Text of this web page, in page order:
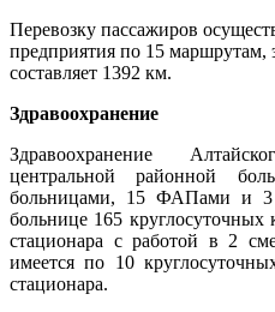
Перевозку пассажиров
предприятия по 15 маршрутам,
составляет 1392 км.
Здравоохранение
Здравоохранение
центральной районной
больницами, 15 ФАПами и 3
больнице 165 круглосуточных
стационара с работой в 2
имеется по 10
стационара.